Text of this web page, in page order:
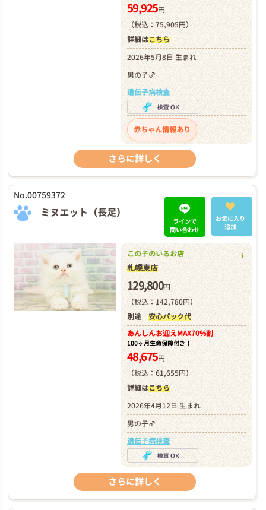
59,925円
（税込：75,905円）
詳細はこちら
2026年5月8日 生まれ
男の子♂
遺伝子病検査
赤ちゃん情報あり
さらに詳しく
No.00759372
ミヌエット（長足）
ラインで
問い合わせ
お気に入り
追加
この子のいるお店
札幌東店
129,800円
（税込：142,780円）
別途 安心パック代
あんしんお迎えMAX70%割
100ヶ月生命保障付き！
48,675円
（税込：61,655円）
詳細はこちら
2026年4月12日 生まれ
男の子♂
遺伝子病検査
さらに詳しく